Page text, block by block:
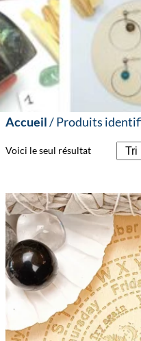
Accueil/ Produits
Voici le seul résultat